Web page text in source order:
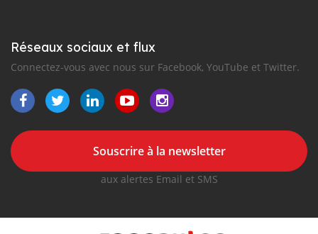
Réseaux sociaux et flux
Connectez-vous avec nous sur Facebook, YouTube et Twitter.
Souscrire à la newsletter
aux alertes Email et SMS